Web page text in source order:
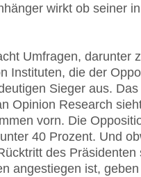
wirkt ob seiner
Umfragen, darunter
Instituten, die der
Sieger aus. Das
Opinion Research
vorn. Die
40 Prozent. Und
des Präsidenten
angestiegen ist,